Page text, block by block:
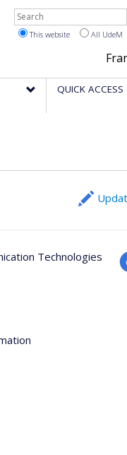
de
la
Rechercher
This website All UdeM
QUICK ACCESS
Technologies